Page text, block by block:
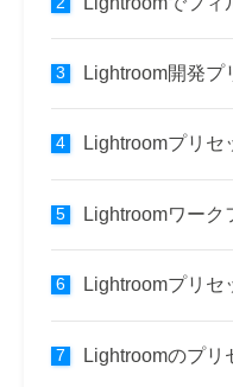
Lightroom開発プ
Lightroomプリセ